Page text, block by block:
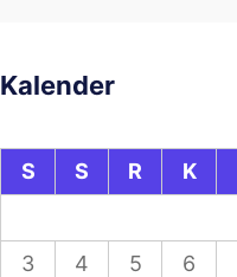
Kalender
S S R K
3
4 5 6